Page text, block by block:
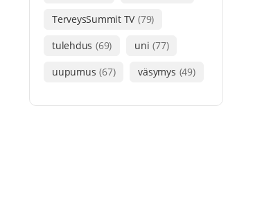
TerveysSummit TV (79)
tulehdus (69) uni (77)
uupumus (67) väsymys (49)